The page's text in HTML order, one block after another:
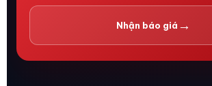
Nhận báo giá →